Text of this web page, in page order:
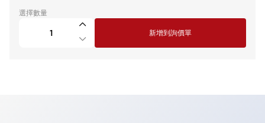
選擇數量
新增到詢價單